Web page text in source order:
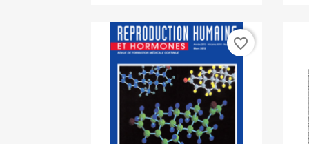
favorite_border